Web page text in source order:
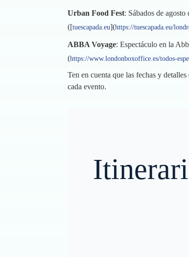
Urban Food Fest: Sábados de
([tuescapada.eu](https://tuescapada.eu/
ABBA Voyage: Espectáculo en la
(https://www.londonboxoffice.es/todos-
Ten en cuenta que las fechas y
cada evento.